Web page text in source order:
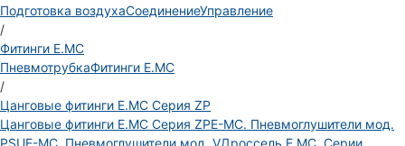
Подготовка воздухаСоединениеУправление
/
Фитинги E.MC
ПневмотрубкаФитинги E.MC
/
Цанговые фитинги E.MC Серия ZP
Цанговые фитинги E.MC Серия ZPE-MC. Пневмоглушители мод.
PSUE-MC. Пневмоглушители мод. VДроссель E.MC. Серии